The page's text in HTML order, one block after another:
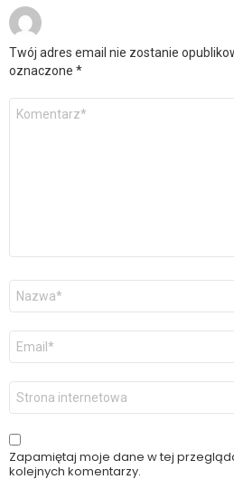
Twój adres email nie zostanie
oznaczone *
Komentarz
Nazwa
Adres
email
*
Witryna
internetowa
Zapamiętaj moje dane w tej
kolejnych komentarzy.